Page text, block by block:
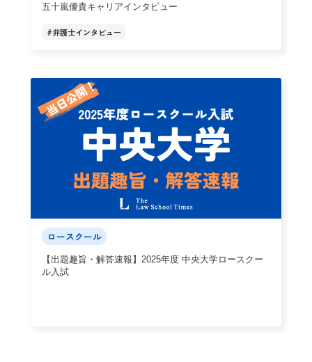
五十嵐優貴キャリアインタビュー
#弁護士インタビュー
ロースクール
【出題趣旨・解答速報】2025年度 中央大学ロースクー
ル入試